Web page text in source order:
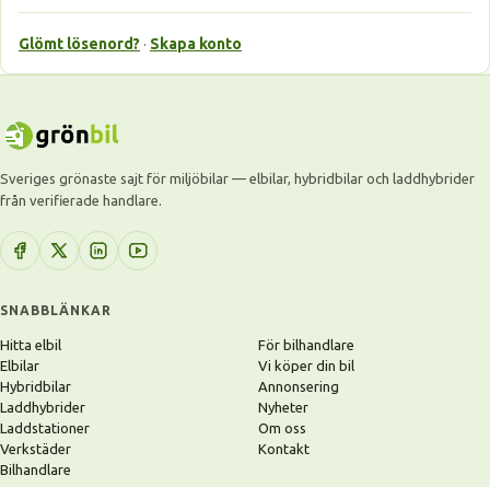
Glömt lösenord? · Skapa konto
Sveriges grönaste sajt för miljöbilar — elbilar, hybridbilar och laddhybrider
från verifierade handlare.
SNABBLÄNKAR
Hitta elbil
Elbilar
Hybridbilar
Laddhybrider
Laddstationer
Verkstäder
Bilhandlare
För bilhandlare
Vi köper din bil
Annonsering
Nyheter
Om oss
Kontakt